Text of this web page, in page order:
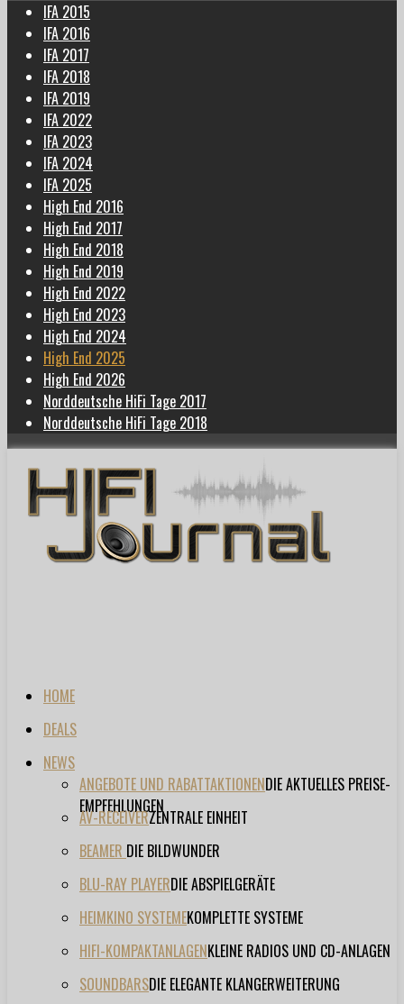
IFA 2015
IFA 2016
IFA 2017
IFA 2018
IFA 2019
IFA 2022
IFA 2023
IFA 2024
IFA 2025
High End 2016
High End 2017
High End 2018
High End 2019
High End 2022
High End 2023
High End 2024
High End 2025
High End 2026
Norddeutsche HiFi Tage 2017
Norddeutsche HiFi Tage 2018
HOME
DEALS
NEWS
ANGEBOTE UND RABATTAKTIONENDIE AKTUELLES PREISE-
EMPFEHLUNGEN
AV-RECEIVERZENTRALE EINHEIT
BEAMER DIE BILDWUNDER
BLU-RAY PLAYERDIE ABSPIELGERÄTE
HEIMKINO SYSTEMEKOMPLETTE SYSTEME
HIFI-KOMPAKTANLAGENKLEINE RADIOS UND CD-ANLAGEN
SOUNDBARSDIE ELEGANTE KLANGERWEITERUNG